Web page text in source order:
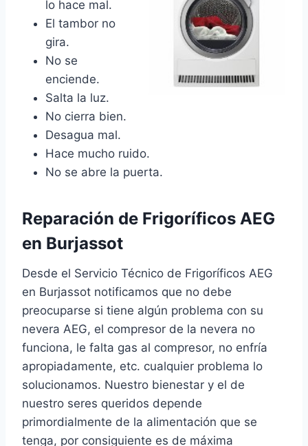
lo hace mal.
El tambor no
gira.
No se
enciende.
Salta la luz.
No cierra bien.
Desagua mal.
Hace mucho ruido.
No se abre la puerta.
Reparación de Frigoríficos AEG
en Burjassot
Desde el Servicio Técnico de Frigoríficos AEG
en Burjassot notificamos que no debe
preocuparse si tiene algún problema con su
nevera AEG, el compresor de la nevera no
funciona, le falta gas al compresor, no enfría
apropiadamente, etc. cualquier problema lo
solucionamos. Nuestro bienestar y el de
nuestro seres queridos depende
primordialmente de la alimentación que se
tenga, por consiguiente es de máxima